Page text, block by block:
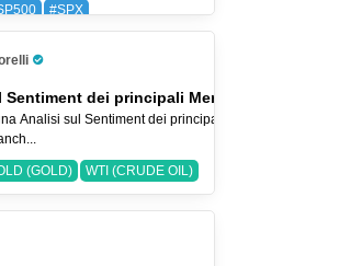
#SPX
SPX (SP 500)
dei principali Mercati-2-ago-2026
Analisi sul Sentiment dei principali Indici Azionari
(GOLD) WTI (CRUDE OIL)